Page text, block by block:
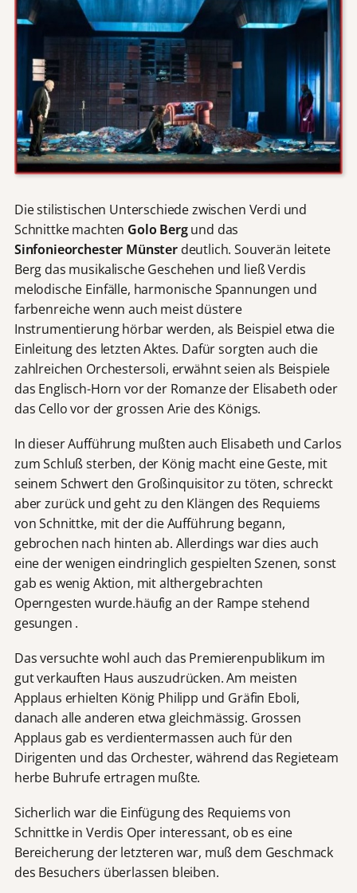
Die stilistischen Unterschiede zwischen Verdi und
Schnittke machten Golo Bergund das
Sinfonieorchester Münsterdeutlich. Souverän leitete
Berg das musikalische Geschehen und ließ Verdis
melodische Einfälle, harmonische Spannungen und
farbenreiche wenn auch meist düstere
Instrumentierung hörbar werden, als Beispiel etwa die
Einleitung des letzten Aktes. Dafür sorgten auch die
zahlreichen Orchestersoli, erwähnt seien als Beispiele
das Englisch-Horn vor der Romanze der Elisabeth oder
das Cello vor der grossen Arie des Königs.
In dieser Aufführung mußten auch Elisabeth und Carlos
zum Schluß sterben, der König macht eine Geste, mit
seinem Schwert den Großinquisitor zu töten, schreckt
aber zurück und geht zu den Klängen des Requiems
von Schnittke, mit der die Aufführung begann,
gebrochen nach hinten ab. Allerdings war dies auch
eine der wenigen eindringlich gespielten Szenen, sonst
gab es wenig Aktion, mit althergebrachten
Operngesten wurde.häufig an der Rampe stehend
gesungen .
Das versuchte wohl auch das Premierenpublikum im
gut verkauften Haus auszudrücken. Am meisten
Applaus erhielten König Philipp und Gräfin Eboli,
danach alle anderen etwa gleichmässig. Grossen
Applaus gab es verdientermassen auch für den
Dirigenten und das Orchester, während das Regieteam
herbe Buhrufe ertragen mußte.
Sicherlich war die Einfügung des Requiems von
Schnittke in Verdis Oper interessant, ob es eine
Bereicherung der letzteren war, muß dem Geschmack
des Besuchers überlassen bleiben.